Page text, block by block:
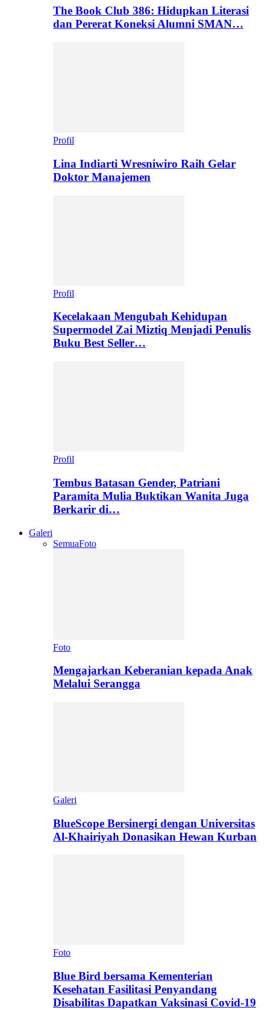
The Book Club 386: Hidupkan Literasi
dan Pererat Koneksi Alumni SMAN…
Profil
Lina Indiarti Wresniwiro Raih Gelar
Doktor Manajemen
Profil
Kecelakaan Mengubah Kehidupan
Supermodel Zai Miztiq Menjadi Penulis
Buku Best Seller…
Profil
Tembus Batasan Gender, Patriani
Paramita Mulia Buktikan Wanita Juga
Berkarir di…
Galeri
SemuaFoto
Foto
Mengajarkan Keberanian kepada Anak
Melalui Serangga
Galeri
BlueScope Bersinergi dengan Universitas
Al-Khairiyah Donasikan Hewan Kurban
Foto
Blue Bird bersama Kementerian
Kesehatan Fasilitasi Penyandang
Disabilitas Dapatkan Vaksinasi Covid-19